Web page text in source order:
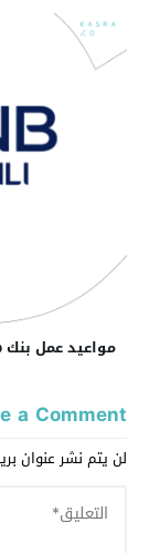
مواعيد عمل بنك qnb في مصر 2022
a Comment
لن يتم نشر عنوان